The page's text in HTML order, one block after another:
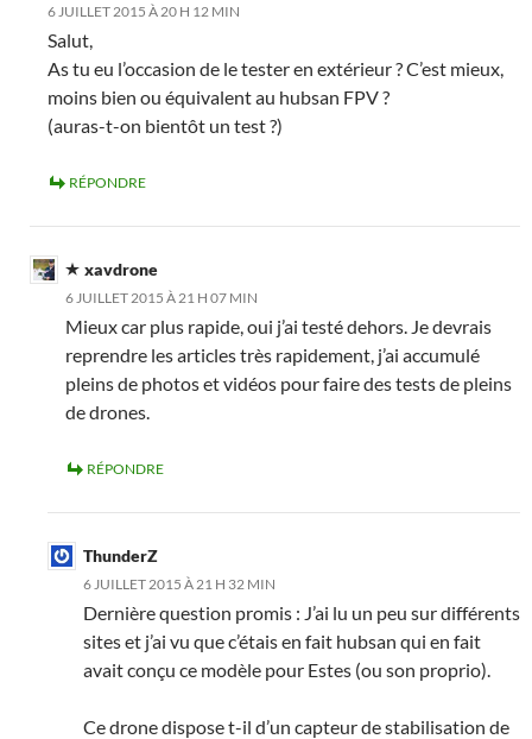
6 JUILLET 2015 À 20 H 12 MIN
Salut,
As tu eu l’occasion de le tester en extérieur ? C’est mieux,
moins bien ou équivalent au hubsan FPV ?
(auras-t-on bientôt un test ?)
RÉPONDRE
xavdrone
6 JUILLET 2015 À 21 H 07 MIN
Mieux car plus rapide, oui j’ai testé dehors. Je devrais
reprendre les articles très rapidement, j’ai accumulé
pleins de photos et vidéos pour faire des tests de pleins
de drones.
RÉPONDRE
ThunderZ
6 JUILLET 2015 À 21 H 32 MIN
Dernière question promis : J’ai lu un peu sur différents
sites et j’ai vu que c’étais en fait hubsan qui en fait
avait conçu ce modèle pour Estes (ou son proprio).
Ce drone dispose t-il d’un capteur de stabilisation de